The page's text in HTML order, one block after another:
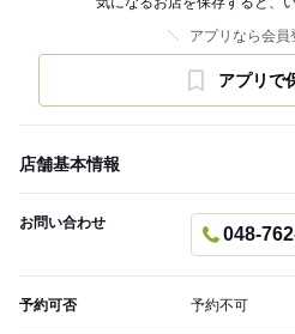
アプリなら会員
アプリで
店舗基本情報
お問い合わせ
048-
予約可否 予約不可